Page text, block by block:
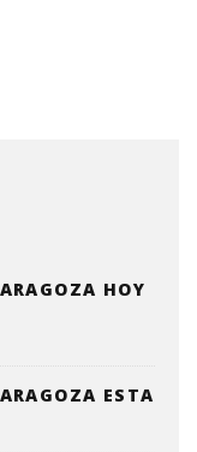
HOY
ESTA